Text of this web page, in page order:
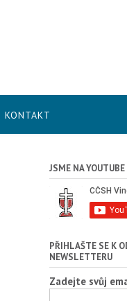
KONTAKT
JSME NA YOUTUBE
PŘIHLAŠTE SE K
NEWSLETTERU
Zadejte svůj